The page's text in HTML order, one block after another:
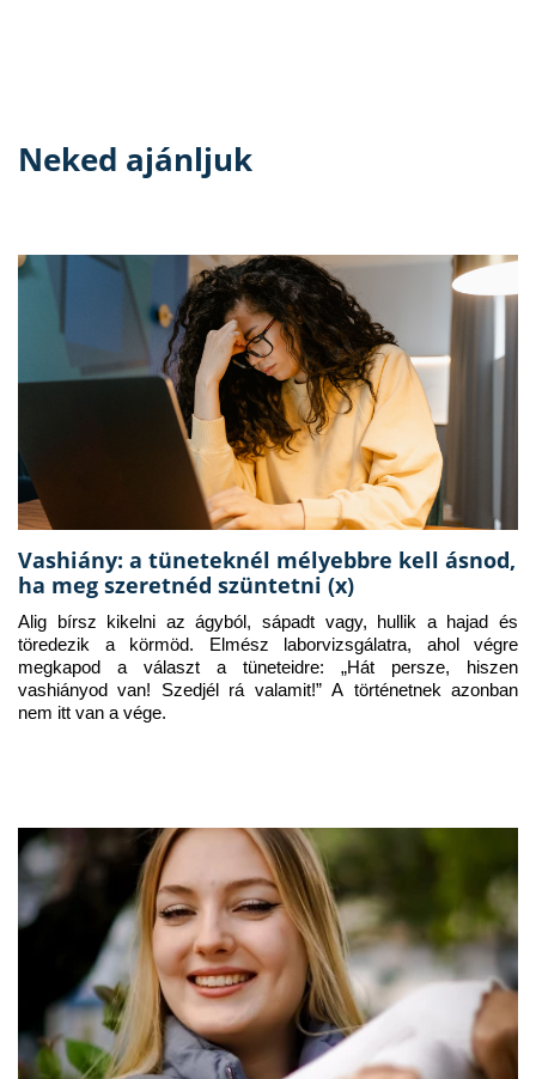
Neked ajánljuk
Vashiány: a tüneteknél mélyebbre kell ásnod,
ha meg szeretnéd szüntetni (x)
Alig bírsz kikelni az ágyból, sápadt vagy, hullik a hajad és
töredezik a körmöd. Elmész laborvizsgálatra, ahol végre
megkapod a választ a tüneteidre: „Hát persze, hiszen
vashiányod van! Szedjél rá valamit!” A történetnek azonban
nem itt van a vége.